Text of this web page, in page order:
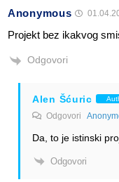
Anonymous
Projekt bez ikakvog
Odgovori
Alen Šćuric
Odgovori
Da, to je istinski
Odgovori